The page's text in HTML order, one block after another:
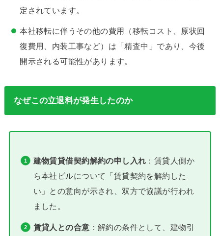
定されています。
本社移転に伴うその他の費用（移転コスト、原状回
復費用、内装工事など）は「精査中」であり、今後
開示される可能性があります。
なぜこの立退料が発生したのか
建物賃貸借契約解約の申し入れ ：賃貸人側か
ら本社ビルについて「賃貸契約を解約した
い」との意向が示され、双方で協議が行われ
ました。
賃貸人との合意 ：解約の条件として、建物引